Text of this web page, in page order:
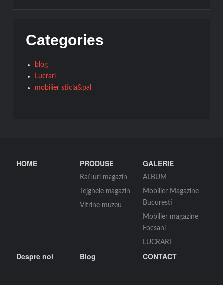
Categories
blog
Lucrari
mobilier sticla&pal
HOME PRODUSE
Rafturi magazin
Tejghele magazin
Vitrine muzeu
GALERIE
ALBUM
Mobilier Magazine
Bucuresti
Mobilier magazine
Focsani
LUCRARI
Despre noi Blog CONTACT